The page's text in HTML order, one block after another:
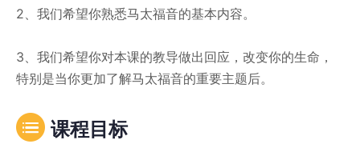
2、我们希望你熟悉马太福音的基本内容。
3、我们希望你对本课的教导做出回应，改变你的生命，
特别是当你更加了解马太福音的重要主题后。
课程目标